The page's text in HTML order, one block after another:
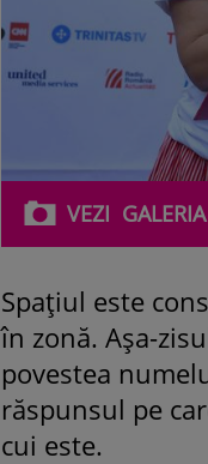
VEZI GALERIA
Spațiul este
în zonă. Așa-
povestea
răspunsul pe
cui este.